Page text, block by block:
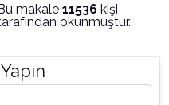
makale 11536 kişi
okunmuştur.